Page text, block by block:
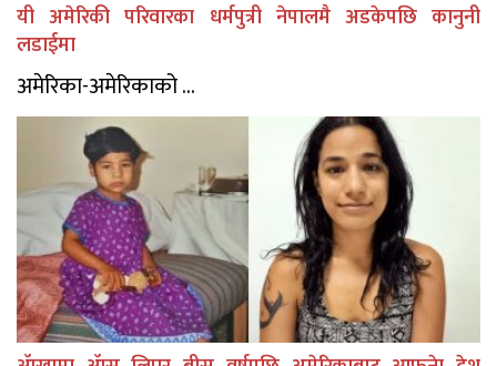
यी अमेरिकी परिवारका धर्मपुत्री नेपालमै अडकेपछि कानुनी
लडाईमा
अमेरिका-अमेरिकाको ...